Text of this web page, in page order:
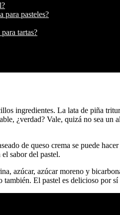
para pasteles?
tartas?
ingredientes. La lata de piña
¿verdad? Vale, quizá no sea
de queso crema se puede
sabor del pastel.
azúcar, azúcar moreno y
El pastel es delicioso por